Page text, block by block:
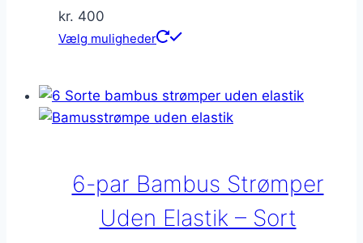
kr. 400
Vælg muligheder
Dette
flere
varianter.
vælges
på
varesiden
6-par Bambus Strømper
Uden Elastik – Sort